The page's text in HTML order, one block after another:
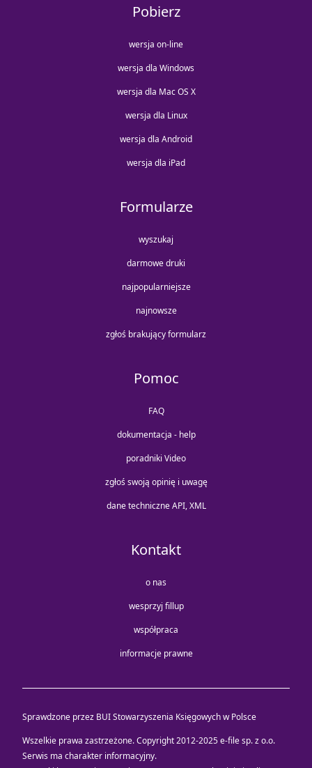
Pobierz
wersja on-line
wersja dla Windows
wersja dla Mac OS X
wersja dla Linux
wersja dla Android
wersja dla iPad
Formularze
wyszukaj
darmowe druki
najpopularniejsze
najnowsze
zgłoś brakujący formularz
Pomoc
FAQ
dokumentacja - help
poradniki Video
zgłoś swoją opinię i uwagę
dane techniczne API, XML
Kontakt
o nas
wesprzyj fillup
współpraca
informacje prawne
Sprawdzone przez BUI Stowarzyszenia Księgowych w Polsce
Wszelkie prawa zastrzeżone. Copyright 2012-2025e-file sp. z o.o.
Serwis ma charakter informacyjny.